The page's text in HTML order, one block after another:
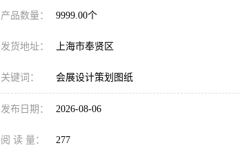
产品数量： 9999.00个
发货地址： 上海市奉贤区
关键词： 会展设计策划图纸
发布日期： 2026-08-06
阅 读 量： 277